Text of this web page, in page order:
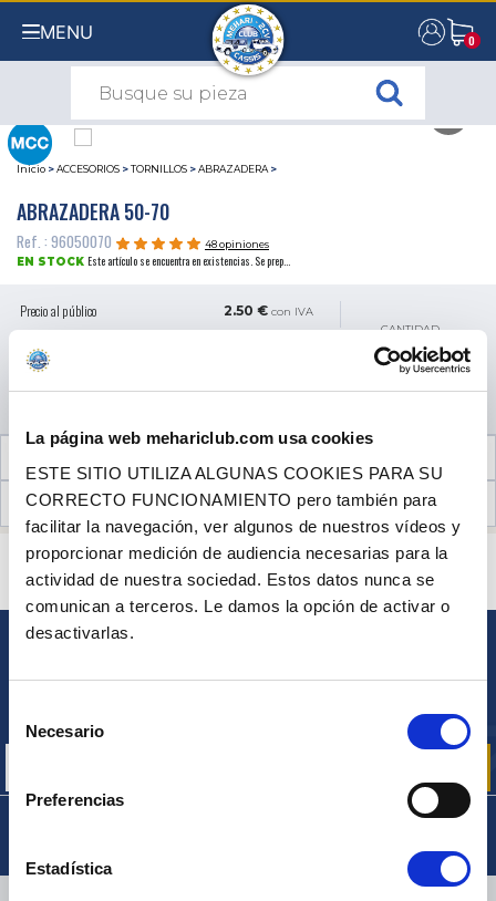
La página web mehariclub.com usa cookies
ESTE SITIO UTILIZA ALGUNAS COOKIES PARA SU
CORRECTO FUNCIONAMIENTO pero también para
facilitar la navegación, ver algunos de nuestros vídeos y
proporcionar medición de audiencia necesarias para la
actividad de nuestra sociedad. Estos datos nunca se
comunican a terceros. Le damos la opción de activar o
desactivarlas.
Necesario
Preferencias
Estadística
MENU 0
0
Inicio >ACCESORIOS >TORNILLOS >ABRAZADERA >
ABRAZADERA 50-70
Ref. : 96050070
48 opiniones
EN STOCK Este artículo se encuentra en existencias. Se prep...
Precio al público 2.50 € con IVA
CANTIDAD
OPINIONES DE CLIENTES (48)
¿ALGUNA PREGUNTA? ¿NECESITA AYUDA?
PÓNGASE EN CONTACTO CON NOSOTROS